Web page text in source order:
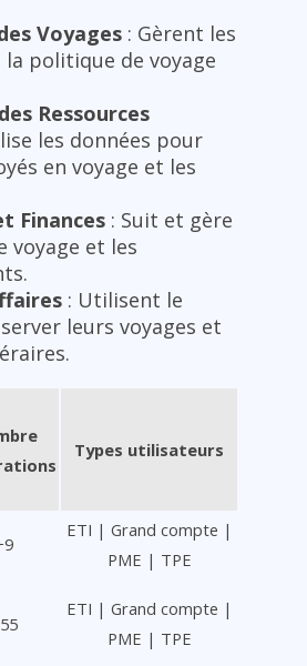
Voyages : Gèrent les
politique de voyage
Ressources
les données pour
en voyage et les
Finances : Suit et gère
voyage et les
: Utilisent le
leurs voyages et
Types utilisateurs
ETI | Grand compte |
PME | TPE
ETI | Grand compte |
PME | TPE